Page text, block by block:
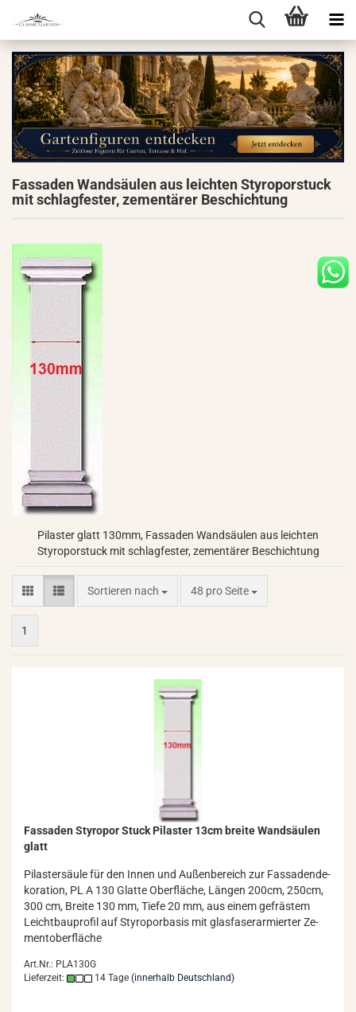
Fassaden Wandsäulen aus leichten Styroporstuck
mit schlagfester, zementärer Beschichtung
Pilaster glatt 130mm, Fassaden Wandsäulen aus leichten
Styroporstuck mit schlagfester, zementärer Beschichtung
Sortieren nach
Sortieren nach 48 pro Seite
pro Seite
1
Fas­sa­den Sty­ro­por Stuck Pi­las­ter 13cm brei­te Wand­säu­len
glatt
Pi­las­ter­säu­le für den Innen und Au­ßen­be­reich zur Fas­sa­den­de­
ko­ra­ti­on, PL A 130 Glat­te Ober­flä­che, Län­gen 200cm, 250cm,
300 cm, Brei­te 130 mm, Tiefe 20 mm, aus einem ge­fräs­tem
Leicht­bau­pro­fil auf Sty­ro­por­ba­sis mit glas­fa­ser­ar­mier­ter Ze­
ment­ober­flä­che
Art.Nr.: PLA130G
Lieferzeit:
14 Tage (innerhalb Deutschland)